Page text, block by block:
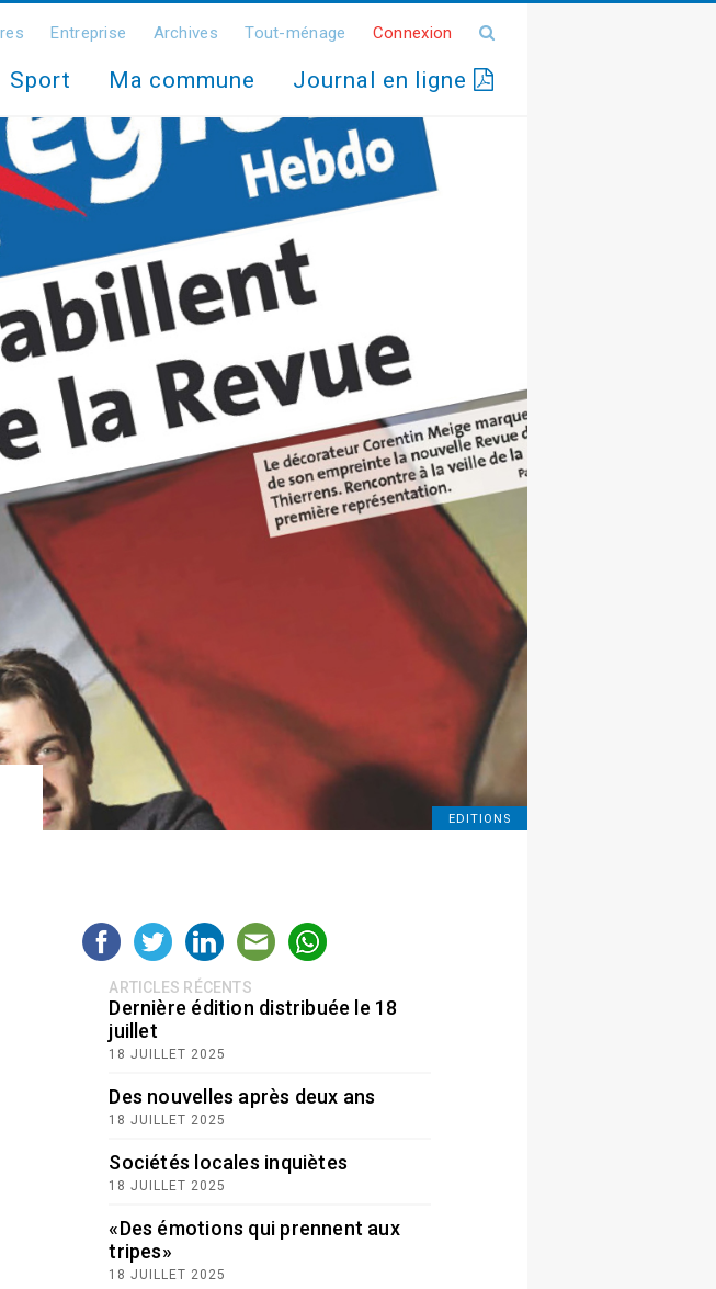
Entreprise Archives Tout-ménage Connexion
Sport Ma commune Journal en ligne
EDITIONS
ARTICLES RÉCENTS
Dernière édition distribuée le 18
juillet
18 JUILLET 2025
Des nouvelles après deux ans
18 JUILLET 2025
Sociétés locales inquiètes
18 JUILLET 2025
«Des émotions qui prennent aux
tripes»
18 JUILLET 2025